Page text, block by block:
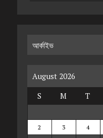
আর্কাইভ
August 2026
S
M T
2
3 4